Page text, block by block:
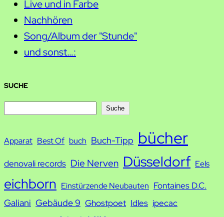
Live und in Farbe
Nachhören
Song/Album der "Stunde"
und sonst…:
SUCHE
c
Suche
Apparat Best Of buch Buch-Tipp bücher
denovali records Die Nerven Düsseldorf Eels
eichborn Einstürzende Neubauten Fontaines D.C.
Galiani Gebäude 9 Ghostpoet Idles ipecac